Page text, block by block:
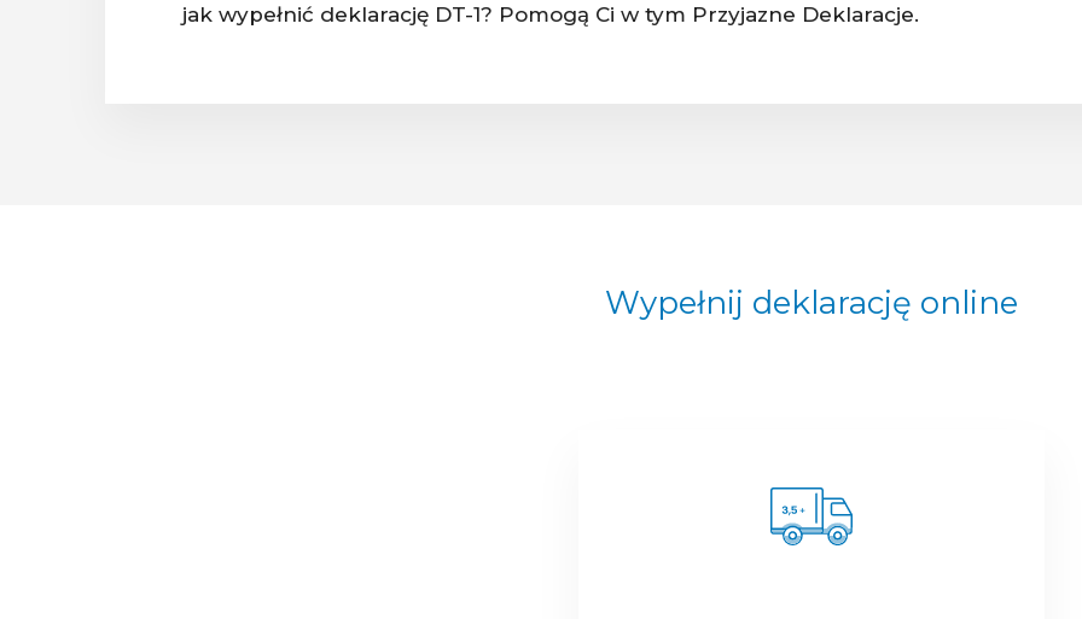
jak wypełnić deklarację DT-1? Pomogą Ci w tym Przyjazne Deklaracje.
Wypełnij deklarację online